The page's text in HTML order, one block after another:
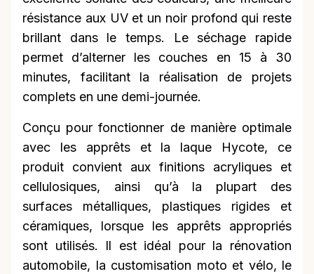
résistance aux UV et un noir profond qui reste
brillant dans le temps. Le séchage rapide
permet d’alterner les couches en 15 à 30
minutes, facilitant la réalisation de projets
complets en une demi-journée.
Conçu pour fonctionner de manière optimale
avec les apprêts et la laque Hycote, ce
produit convient aux finitions acryliques et
cellulosiques, ainsi qu’à la plupart des
surfaces métalliques, plastiques rigides et
céramiques, lorsque les apprêts appropriés
sont utilisés. Il est idéal pour la rénovation
automobile, la customisation moto et vélo, le